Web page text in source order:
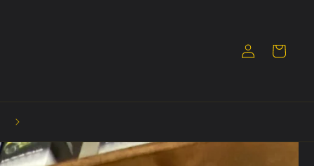
Iniciar
sesión
Carrito